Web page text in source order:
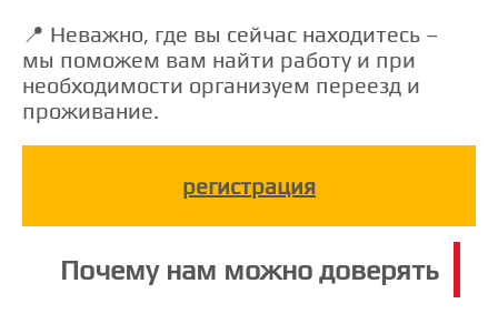
📍 Неважно, где вы сейчас находитесь –
мы поможем вам найти работу и при
необходимости организуем переезд и
проживание.
регистрация
Почему нам можно доверять